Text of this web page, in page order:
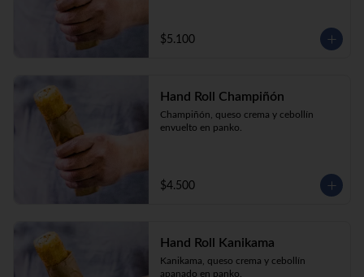
$5.100
Hand Roll Champiñón
Champiñón, queso crema y cebollín
envuelto en panko.
$4.500
Hand Roll Kanikama
Kanikama, queso crema y cebollín
apanado en panko.